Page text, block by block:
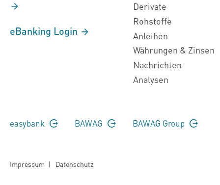
eBanking Login
Derivate
Rohstoffe
Anleihen
Währungen & Zinsen
Nachrichten
Analysen
easybank BAWAG BAWAG Group
Impressum | Datenschutz